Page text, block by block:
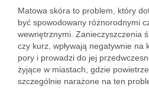
Matowa skóra to problem, który
być spowodowany różnorodnymi
wewnętrznymi. Zanieczyszczenia
czy kurz, wpływają negatywnie na
pory i prowadzi do jej
żyjące w miastach, gdzie
szczególnie narażone na ten